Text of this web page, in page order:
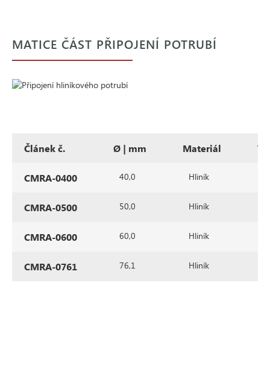
MATICE ČÁST PŘIPOJENÍ POTRUBÍ
Článek č. Ø | mm Materiál
CMRA-0400 40,0 Hliník
CMRA-0500 50,0 Hliník
CMRA-0600 60,0 Hliník
CMRA-0761 76,1 Hliník